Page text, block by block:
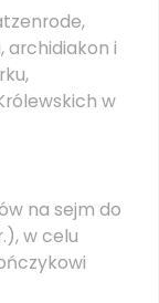
archidiakon i
w
na sejm do
w celu